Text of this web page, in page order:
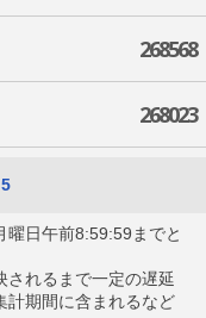
268568
268023
5
日午前8:59:59までと
れるまで一定の遅延
計期間に含まれるなど